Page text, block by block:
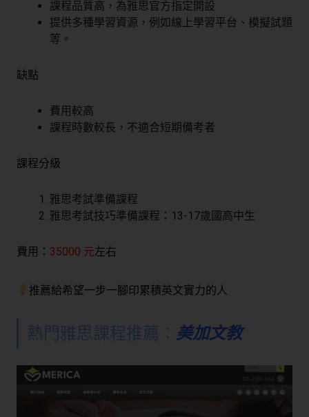
課程品質高，為雅思官方指定開設
提供多種學習資源，例如線上學習平台、模擬試題
等。
缺點
費用較高
課程時數較長，不適合短期備考者
課程分級
雅思考試準備課程
雅思考試技巧準備課程：13-17歲國高中生
費用： 35000 元左右
推薦給希望一步一腳印累積英文實力的人
熱門雅思課程推薦： 美加文教